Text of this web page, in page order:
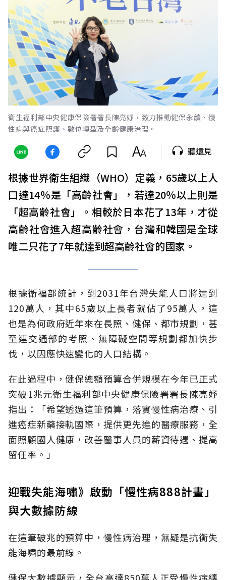
衛生福利部中央健康保險署署長陳亮妤，致力推動健保永續、慢
性病與癌症照護、數位轉型及全齡健康治理。
聽遠見
根據世界衛生組織（WHO）定義，65歲以上人
口達14％是「高齡社會」，若達20％以上則是
「超高齡社會」。相較於日本花了13年，才從
高齡社會進入超高齡社會，台灣和韓國是全球
唯二只花了7年就達到超高齡社會的國家。
根據衛福部統計，到2031年台灣失能人口將達到
120萬人，其中65歲以上長者就佔了95萬人，這
也是為何政府近年來在長照、健保、都市規劃，甚
至連交通部的考照、無障礙空間等規劃都加快步
伐，以因應快速變化的人口結構。
在此過程中，健保總額預算合併規模在今年已正式
突破1兆元衛生福利部中央健康保險署署長陳亮妤
指出：「希望透過這筆預算，落實慢性病治療、引
進癌症新藥接軌國際，提供更先進的醫療服務，全
面照顧國人健康，改善醫事人員的薪資待遇、提高
留任率。」
迎戰失能海嘯》啟動「慢性病888計畫」
與大數據防線
在這筆破兆的預算中，慢性病治理，無疑是抗衡失
能海嘯的最前線。